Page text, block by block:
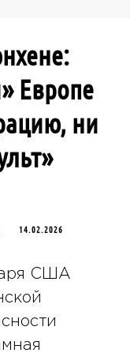
Европе
ни
14.02.2026
США